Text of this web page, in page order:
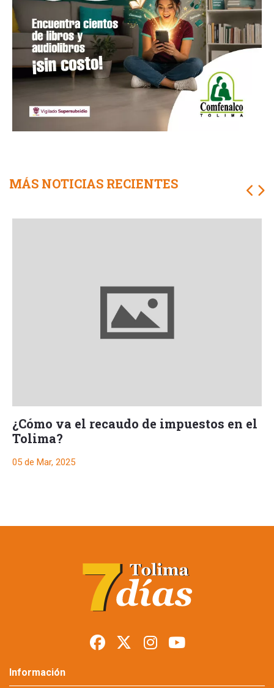
MÁS NOTICIAS RECIENTES
¿Cómo va el recaudo de impuestos en el
Tolima?
05 de Mar, 2025
recaudar $4.885
millones por
exenciones